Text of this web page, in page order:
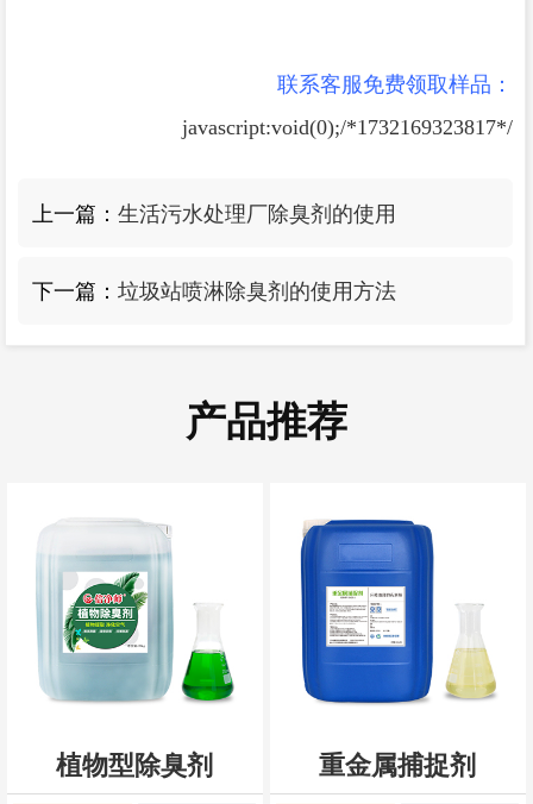
联系客服免费领取样品：
javascript:void(0);/*1732169323817*/
上一篇：生活污水处理厂除臭剂的使用
下一篇：垃圾站喷淋除臭剂的使用方法
产品推荐
植物型除臭剂 重金属捕捉剂